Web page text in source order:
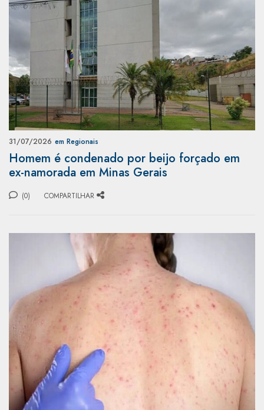
31/07/2026 em Regionais
Homem é condenado por beijo forçado em
ex-namorada em Minas Gerais
(0) COMPARTILHAR